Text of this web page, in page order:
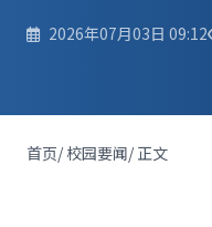
2026年07月03日 09:12
首页/校园要闻/正文